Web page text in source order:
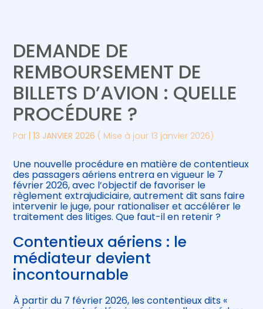
Gérer votre quotidien
Piloter votre entreprise
Développer votre entreprise
Être prêt pour la facturation
électronique
Suivre votre comptabilité
Gérer vos ressources humaines
DEMANDE DE
REMBOURSEMENT DE
BILLETS D’AVION : QUELLE
PROCÉDURE ?
Par |13 JANVIER 2026 ( Mise à jour 13 janvier 2026)
Une nouvelle procédure en matière de contentieux
des passagers aériens entrera en vigueur le 7
février 2026, avec l’objectif de favoriser le
règlement extrajudiciaire, autrement dit sans faire
intervenir le juge, pour rationaliser et accélérer le
traitement des litiges. Que faut-il en retenir ?
Contentieux aériens : le
médiateur devient
incontournable
À partir du 7 février 2026, les contentieux dits «